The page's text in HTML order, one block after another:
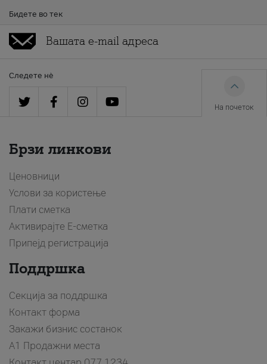
Бидете во тек
Следете нè
На почеток
Брзи линкови
Ценовници
Услови за користење
Плати сметка
Активирајте Е-сметка
Припејд регистрација
Поддршка
Секција за поддршка
Контакт форма
Закажи бизнис состанок
A1 Продажни места